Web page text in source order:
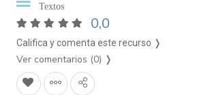
Textos
0,0
Califica y comenta este recurso ❭
Ver comentarios (0) ❭